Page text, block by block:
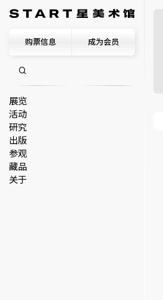
购票信息 成为会员
展览
活动
研究
出版
参观
藏品
关于